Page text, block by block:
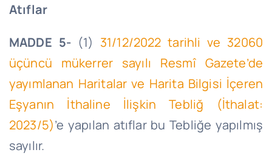
Atıflar
MADDE 5-(1) 31/12/2022 tarihli ve 32060
üçüncü mükerrer sayılı Resmî Gazete’de
yayımlanan Haritalar ve Harita Bilgisi İçeren
Eşyanın İthaline İlişkin Tebliğ (İthalat:
2023/5)’e yapılan atıflar bu Tebliğe yapılmış
sayılır.